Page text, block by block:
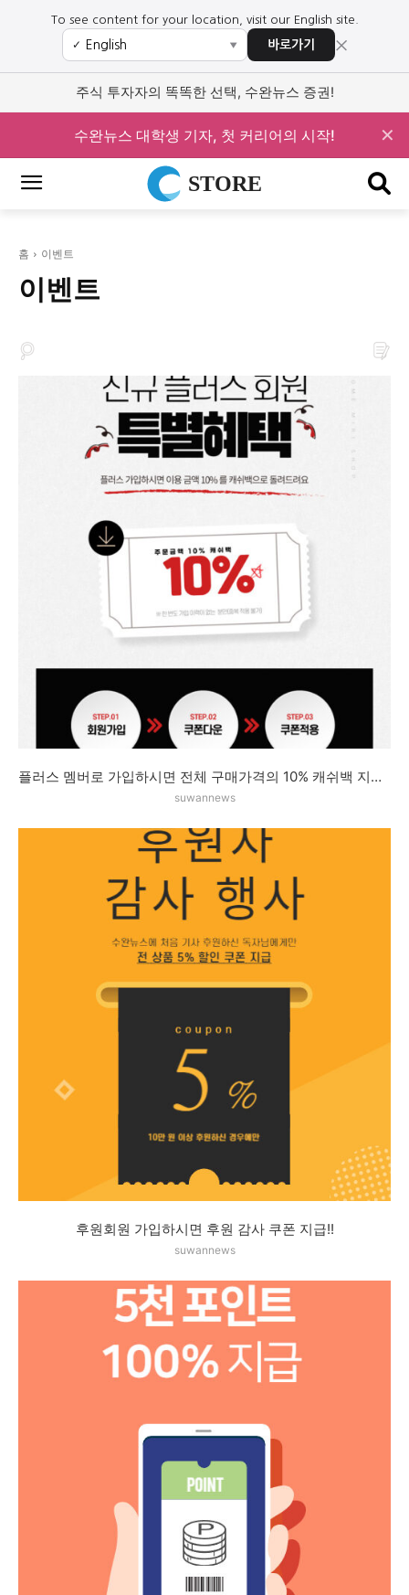
To see content for your location, visit our English site.
✓ ▼ 바로가기 ×
주식 투자자의 똑똑한 선택, 수완뉴스 증권!
수완뉴스 대학생 기자, 첫 커리어의 시작! ✕
STORE
홈 이벤트
이벤트
플러스 멤버로 가입하시면 전체 구매가격의 10% 캐쉬백 지급 이벤트!
suwannews
후원회원 가입하시면 후원 감사 쿠폰 지급!!
suwannews